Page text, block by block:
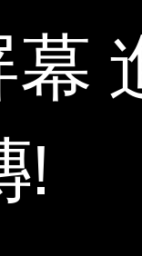
幕
!